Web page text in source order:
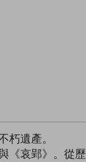
朽遺產。
《哀郢》。從